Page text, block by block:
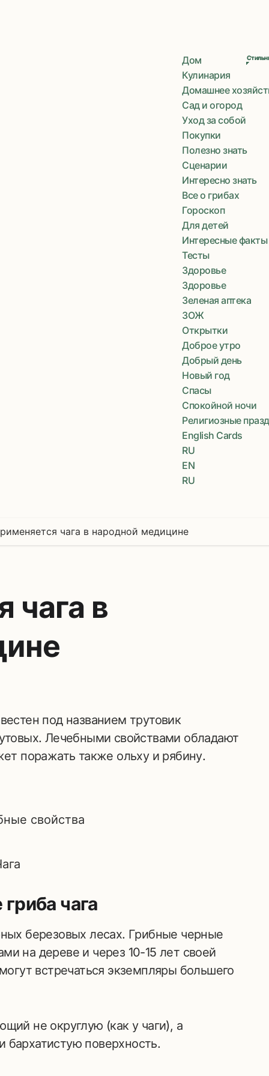
Дом
Кулинария
Домашнее
Сад и огород
Уход за собой
Покупки
Полезно знать
Сценарии
Интересно знать
Все о грибах
Гороскоп
Для детей
Интересные факты
Тесты
Здоровье
Здоровье
Зеленая аптека
ЗОЖ
Открытки
Доброе утро
Добрый день
Новый год
Спасы
Спокойной ночи
Религиозные
English Cards
RU
EN
RU
чага в народной медицине
чага в
Лечебными свойствами обладают
поражать также ольху и рябину.
чага
березовых лесах. Грибные черные
на дереве и через 10-15 лет своей
встречаться экземпляры большего
не округлую (как у чаги), а
поверхность.